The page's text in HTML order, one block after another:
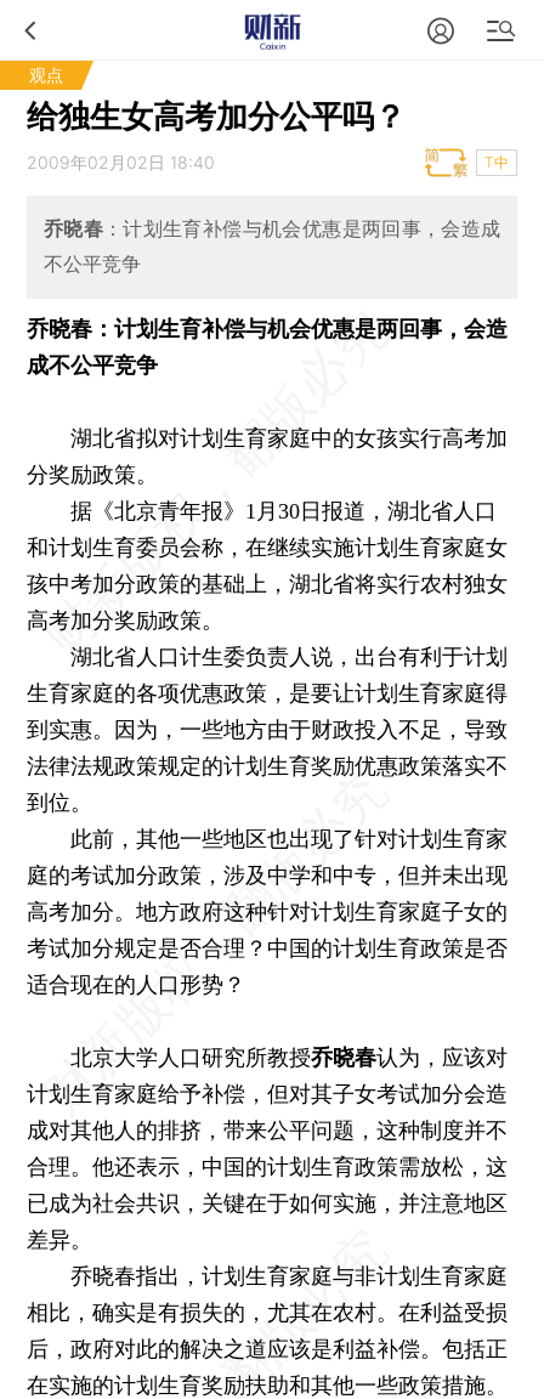
观点
给独生女高考加分公平吗？
2009年02月02日 18:40 T中
乔晓春：计划生育补偿与机会优惠是两回事，会造成
不公平竞争
乔晓春：计划生育补偿与机会优惠是两回事，会造
成不公平竞争
湖北省拟对计划生育家庭中的女孩实行高考加
分奖励政策。
据《北京青年报》1月30日报道，湖北省人口
和计划生育委员会称，在继续实施计划生育家庭女
孩中考加分政策的基础上，湖北省将实行农村独女
高考加分奖励政策。
湖北省人口计生委负责人说，出台有利于计划
生育家庭的各项优惠政策，是要让计划生育家庭得
到实惠。因为，一些地方由于财政投入不足，导致
法律法规政策规定的计划生育奖励优惠政策落实不
到位。
此前，其他一些地区也出现了针对计划生育家
庭的考试加分政策，涉及中学和中专，但并未出现
高考加分。地方政府这种针对计划生育家庭子女的
考试加分规定是否合理？中国的计划生育政策是否
适合现在的人口形势？
北京大学人口研究所教授乔晓春认为，应该对
计划生育家庭给予补偿，但对其子女考试加分会造
成对其他人的排挤，带来公平问题，这种制度并不
合理。他还表示，中国的计划生育政策需放松，这
已成为社会共识，关键在于如何实施，并注意地区
差异。
乔晓春指出，计划生育家庭与非计划生育家庭
相比，确实是有损失的，尤其在农村。在利益受损
后，政府对此的解决之道应该是利益补偿。包括正
在实施的计划生育奖励扶助和其他一些政策措施。